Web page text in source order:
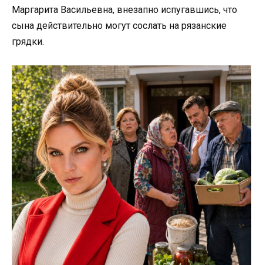
Маргарита Васильевна, внезапно испугавшись, что
сына действительно могут сослать на рязанские
грядки.